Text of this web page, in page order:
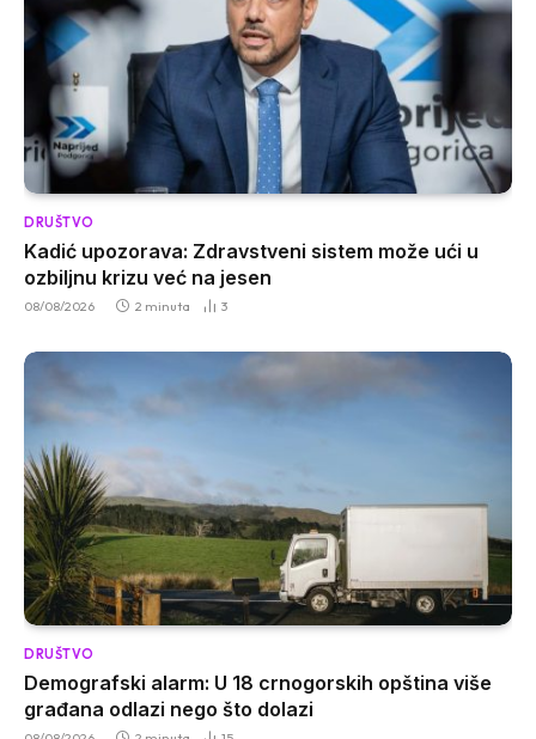
DRUŠTVO
Kadić upozorava: Zdravstveni sistem može ući u
ozbiljnu krizu već na jesen
08/08/2026 2 minuta 3
DRUŠTVO
Demografski alarm: U 18 crnogorskih opština više
građana odlazi nego što dolazi